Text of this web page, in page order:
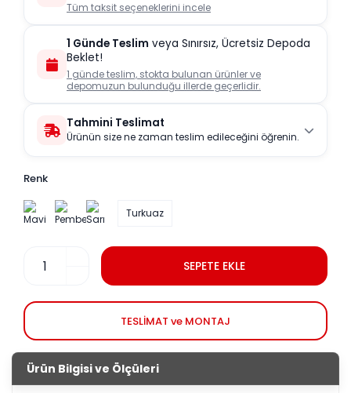
Tüm taksit seçeneklerini incele
1 Günde Teslim veya Sınırsız, Ücretsiz Depoda
Beklet!
1 günde teslim, stokta bulunan ürünler ve
depomuzun bulunduğu illerde geçerlidir.
Tahmini Teslimat
Ürünün size ne zaman teslim edileceğini öğrenin.
Renk
Turkuaz
SEPETE EKLE
TESLİMAT ve MONTAJ
Ürün Bilgisi ve Ölçüleri